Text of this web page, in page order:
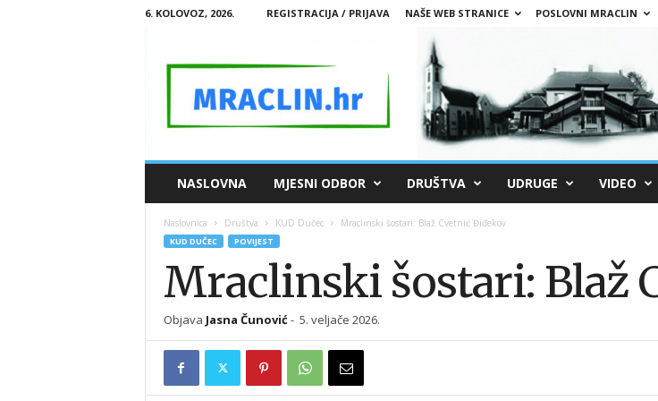
6. KOLOVOZ, 2026. REGISTRACIJA / PRIJAVA NAŠE WEB STRANICE POSLOVNI MRACLIN
M
A
R
NASLOVNA MJESNI ODBOR DRUŠTVA UDRUGE VIDEO
Naslovnica Društva KUD Dučec Mraclinski šostari: Blaž Cvetnić Điđekov
KUD DUČEC POVIJEST
Mraclinski šostari: Blaž
Objava Jasna Čunović- 5. veljače 2026.